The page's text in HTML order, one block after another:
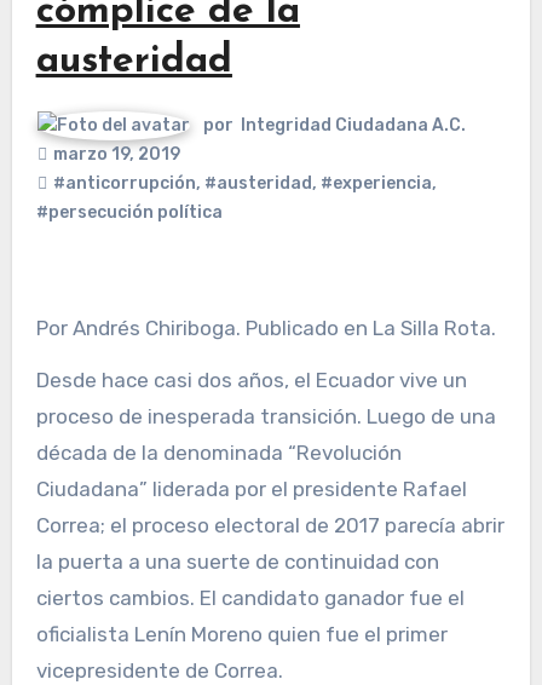
cómplice de la
austeridad
por
Integridad Ciudadana A.C.
marzo 19, 2019
#anticorrupción, #austeridad, #experiencia,
#persecución política
Por Andrés Chiriboga. Publicado en La Silla Rota.
Desde hace casi dos años, el Ecuador vive un
proceso de inesperada transición. Luego de una
década de la denominada “Revolución
Ciudadana” liderada por el presidente Rafael
Correa; el proceso electoral de 2017 parecía abrir
la puerta a una suerte de continuidad con
ciertos cambios. El candidato ganador fue el
oficialista Lenín Moreno quien fue el primer
vicepresidente de Correa.